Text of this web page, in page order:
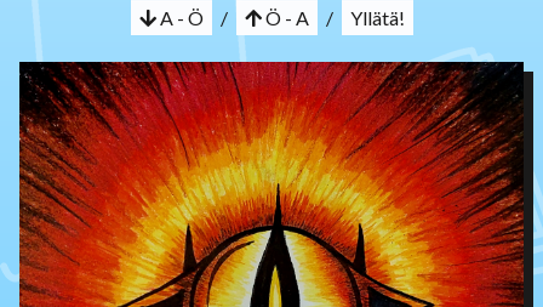
A - Ö / Ö - A / Yllätä!